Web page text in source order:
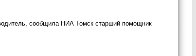
сообщила НИА Томск старший помощник